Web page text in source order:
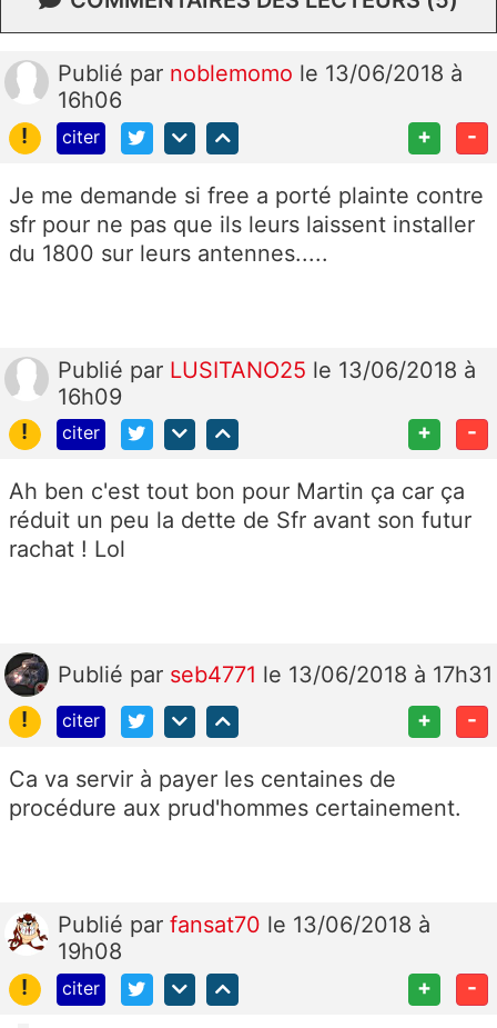
Publié par noblemomo le 13/06/2018 à
16h06
!
citer + -
Je me demande si free a porté plainte contre
sfr pour ne pas que ils leurs laissent installer
du 1800 sur leurs antennes.....
Publié par LUSITANO25 le 13/06/2018 à
16h09
!
citer + -
Ah ben c'est tout bon pour Martin ça car ça
réduit un peu la dette de Sfr avant son futur
rachat ! Lol
Publié par seb4771 le 13/06/2018 à 17h31
!
citer + -
Ca va servir à payer les centaines de
procédure aux prud'hommes certainement.
Publié par fansat70 le 13/06/2018 à
19h08
!
citer + -